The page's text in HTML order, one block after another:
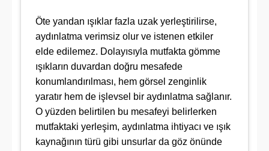
Öte yandan ışıklar fazla uzak yerleştirilirse,
aydınlatma verimsiz olur ve istenen etkiler
elde edilemez. Dolayısıyla mutfakta gömme
ışıkların duvardan doğru mesafede
konumlandırılması, hem görsel zenginlik
yaratır hem de işlevsel bir aydınlatma sağlanır.
O yüzden belirtilen bu mesafeyi belirlerken
mutfaktaki yerleşim, aydınlatma ihtiyacı ve ışık
kaynağının türü gibi unsurlar da göz önünde